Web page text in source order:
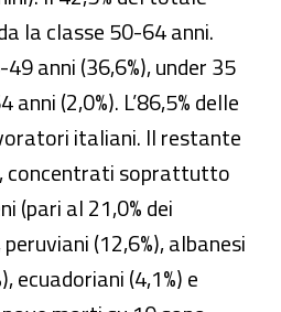
la classe 50-64 anni.
anni (36,6%), under 35
anni (2,0%). L’86,5% delle
italiani. Il restante
concentrati soprattutto
(pari al 21,0% dei
(12,6%), albanesi
ecuadoriani (4,1%) e